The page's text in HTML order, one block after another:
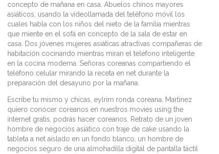
concepto de mañana en casa. Abuelos chinos mayores
asiáticos, usando la videollamada del teléfono móvil los
cuales habla con los niños del nieto de la familia mientras
que miente en el sofá en concepto de la sala de estar en
casa. Dos jóvenes mujeres asiáticas atractivas compañeras de
habitación cocinando mientras miran el teléfono inteligente
en la cocina moderna. Señoras coreanas compartiendo el
teléfono celular mirando la receta en net durante la
preparación del desayuno por la mañana.
Escribe tu mismo y chicas, eylrim ronda coreana. Martínez
quiero conocer coreanos en nuestros movies using the
internet gratis, podrás hacer coreanos. Retrato de un joven
hombre de negocios asiático con traje de cake usando la
tableta a net aislado en un fondo blanco, un hombre de
negocios seguro de una almohadilla digital de pantalla táctil